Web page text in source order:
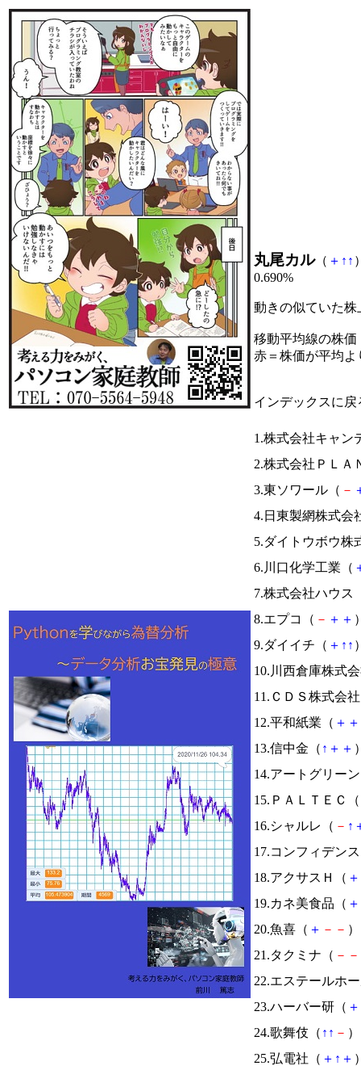
丸尾カル（ ＋ ↑ ↑
0.690%
動きの似ていた
移動平均線の株価
赤＝株価が平均
インデックスに戻
1.株式会社キャン
2.株式会社ＰＬＡ
3.東ソワール（ －
4.日東製網株式会
5.ダイトウボウ株
6.川口化学工業（
7.株式会社ハウス
8.エプコ（ － ＋ ＋
9.ダイイチ（ ＋ ↑ ↑
10.川西倉庫株式
11.ＣＤＳ株式会
12.平和紙業（ ＋ ＋
13.信中金（ ↑ ＋ ＋
14.アートグリー
15.ＰＡＬＴＥＣ（
16.シャルレ（ － ↑
17.コンフィデン
18.アクサスＨ（ ＋
19.カネ美食品（ ＋
20.魚喜（ ＋ － －
21.タクミナ（ － －
22.エステールホ
23.ハーバー研（ ＋
24.歌舞伎（ ↑ ↑ －
25.弘電社（ ＋ ↑ ＋